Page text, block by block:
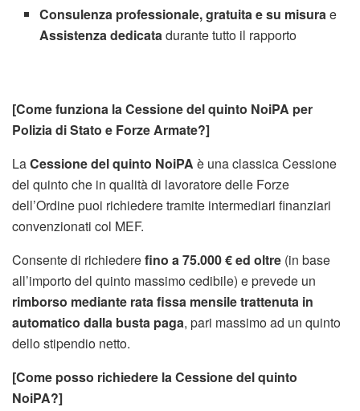
Consulenza professionale, gratuita e su misurae
Assistenza dedicatadurante tutto il rapporto
[Come funziona la Cessione del quinto NoiPA per
Polizia di Stato e Forze Armate?]
LaCessione del quinto NoiPA è una classica Cessione
del quinto che in qualità di lavoratore delle Forze
dell’Ordine puoi richiedere tramite intermediari finanziari
convenzionati col MEF.
Consente di richiederefino a 75.000 € ed oltre (in base
all’importo del quinto massimo cedibile) e prevede un
rimborso mediante rata fissa mensile trattenuta in
automatico dalla busta paga, pari massimo ad un quinto
dello stipendio netto.
[Come posso richiedere la Cessione del quinto
NoiPA?]